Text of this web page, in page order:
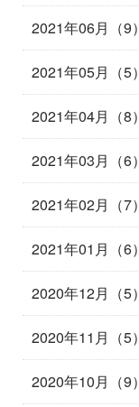
2021年06月（9）
2021年05月（5）
2021年04月（8）
2021年03月（6）
2021年02月（7）
2021年01月（6）
2020年12月（5）
2020年11月（5）
2020年10月（9）